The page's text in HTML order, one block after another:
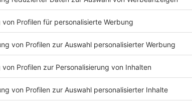
das ein Kandidat über die Erststimmen
Partei gab, dann zog er nicht in den Bundestag
in 23 Wahlkreisen der Fall. Das sorgte
Betroffen waren 15 Politikerinnen und
vier der AfD und eine erfolgreiche Kandidatin